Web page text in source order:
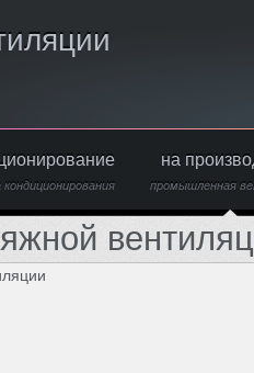
на
промышленная